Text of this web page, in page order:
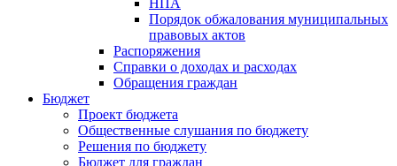
НПА
Порядок обжалования муниципальных
правовых актов
Распоряжения
Справки о доходах и расходах
Обращения граждан
Бюджет
Проект бюджета
Общественные слушания по бюджету
Решения по бюджету
Бюджет для граждан